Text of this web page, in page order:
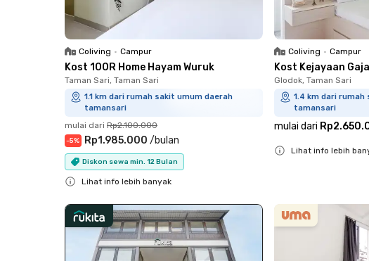
Coliving • Campur
Kost 100R Home Hayam Wuruk
Taman Sari, Taman Sari
1.1 km dari rumah sakit umum daerah
tamansari
mulai dari Rp2.100.000
-5% Rp1.985.000 /bulan
Diskon sewa min. 12 Bulan
Lihat info lebih banyak
Coliving • Campur
Kost Kejayaan
Glodok, Taman Sari
1.4 km dari
tamansari
mulai dari
Lihat info lebih